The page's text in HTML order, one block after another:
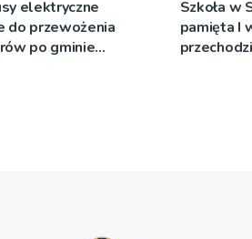
elektryczne
do przewożenia
po gminie
Szkoła w
pamięta I